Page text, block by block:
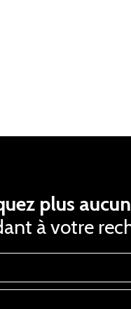
plus
à votre